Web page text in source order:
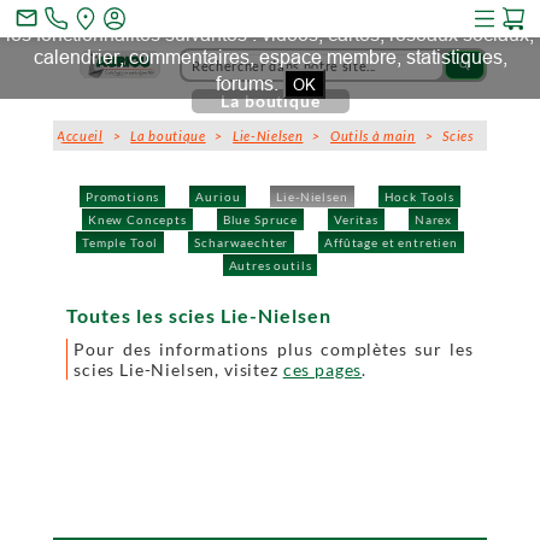
search
Promotions Auriou Lie-Nielsen
Hock Tools
Knew Concepts
Blue Spruce Veritas
Narex
Temple Tool
Scharwaechter
Affûtage et entretien
Autres outils
La boutique
Accueil >La boutique >Lie-Nielsen >Outils à main > Scies
Toutes les scies Lie-Nielsen
Pour des informations plus complètes sur les
scies Lie-Nielsen, visitez ces pages.
mail_outline
Ce site et des sites tiers qu'il utilise collectent des cookies pour
les fonctionnalités suivantes : vidéos, cartes, réseaux sociaux,
calendrier, commentaires, espace membre, statistiques,
forums. OK